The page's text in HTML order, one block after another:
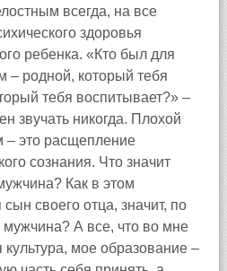
всегда, на все
здоровья
ребенка. «Кто был для
– родной, который тебя
тебя воспитывает?» –
звучать никогда. Плохой
– это расщепление
сознания. Что значит
Как в этом
своего отца, значит, по
А все, что во мне
культура, мое образование –